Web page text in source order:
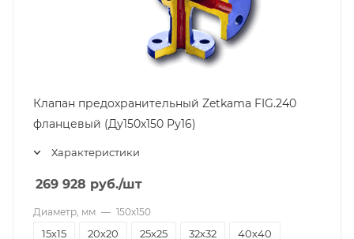
Клапан предохранительный Zetkama FIG.240
фланцевый (Ду150х150 Pу16)
Характеристики
269 928 руб./шт
Диаметр, мм — 150х150
15х15 20х20 25х25 32х32 40х40